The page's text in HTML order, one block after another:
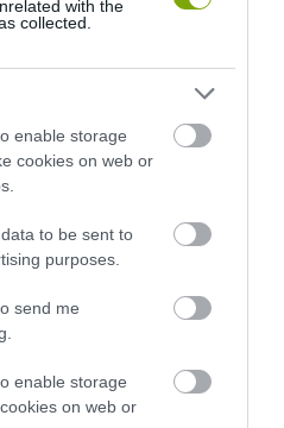
with the
collected.
enable storage
cookies on web or
to be sent to
purposes.
send me
enable storage
on web or
HŐKUPOLA MAGYARORSZÁG
ALATTA A TERMÉSZETTEL?